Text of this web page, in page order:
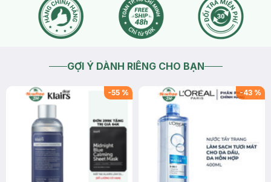
GỢI Ý DÀNH RIÊNG CHO BẠN
-55 % -43 %